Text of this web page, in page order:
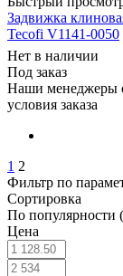
Задвижка
Tecofi V1141-0050
Нет в наличии
Под заказ
Наши менеджеры
условия заказа
1 2
Фильтр по
Сортировка
По популярности
Цена